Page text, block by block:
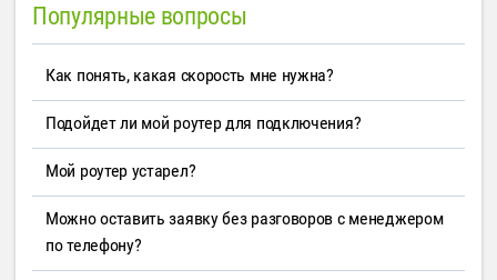
Популярные вопросы
Как понять, какая скорость мне нужна?
Подойдет ли мой роутер для подключения?
Мой роутер устарел?
Можно оставить заявку без разговоров с менеджером
по телефону?